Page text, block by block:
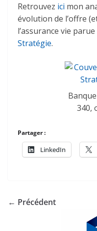
Retrouvez ici mon
évolution de l’offre
l’assurance vie
Stratégie.
340,
Partager :
LinkedIn
← Précédent